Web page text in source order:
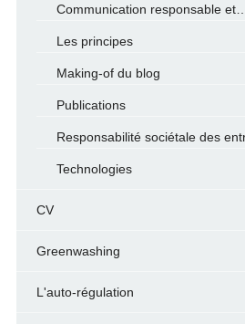
Communication responsable et…
Les principes
Making-of du blog
Publications
Responsabilité sociétale des
Technologies
CV
Greenwashing
L'auto-régulation